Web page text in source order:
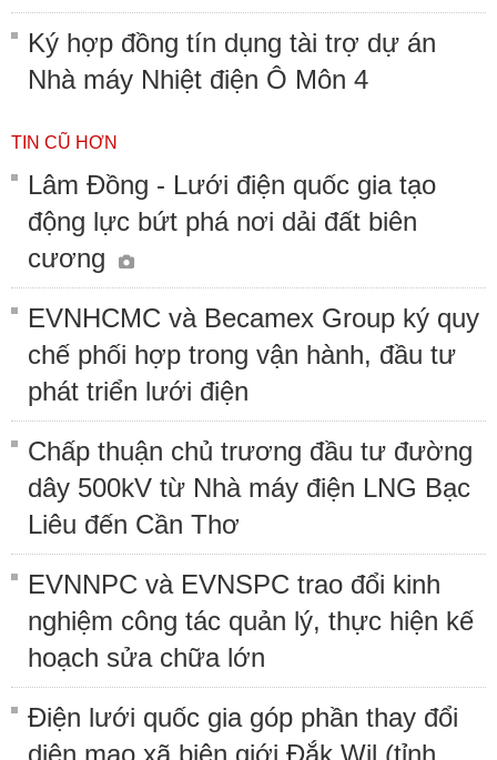
Ký hợp đồng tín dụng tài trợ dự án
Nhà máy Nhiệt điện Ô Môn 4
TIN CŨ HƠN
Lâm Đồng - Lưới điện quốc gia tạo
động lực bứt phá nơi dải đất biên
cương
EVNHCMC và Becamex Group ký quy
chế phối hợp trong vận hành, đầu tư
phát triển lưới điện
Chấp thuận chủ trương đầu tư đường
dây 500kV từ Nhà máy điện LNG Bạc
Liêu đến Cần Thơ
EVNNPC và EVNSPC trao đổi kinh
nghiệm công tác quản lý, thực hiện kế
hoạch sửa chữa lớn
Điện lưới quốc gia góp phần thay đổi